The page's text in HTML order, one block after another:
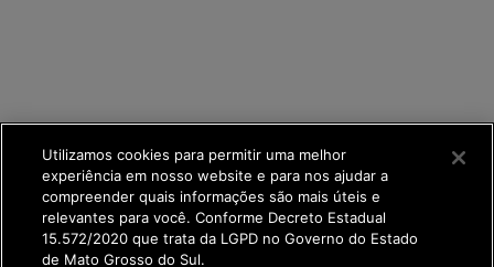
Utilizamos cookies para permitir uma melhor
experiência em nosso website e para nos ajudar a
compreender quais informações são mais úteis e
relevantes para você. Conforme Decreto Estadual
15.572/2020 que trata da LGPD no Governo do Estado
de Mato Grosso do Sul.